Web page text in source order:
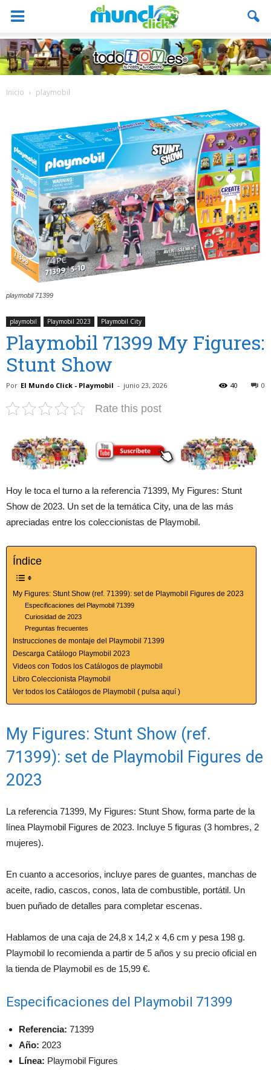
Inicio playmobil
playmobil 71399
playmobil Playmobil 2023 Playmobil City
Playmobil 71399 My Figures:
Stunt Show
Por El Mundo Click - Playmobil - junio 23, 2026 0
40
Rate this post
Hoy le toca el turno a la referencia 71399, My Figures: Stunt
Show de 2023. Un set de la temática City, una de las más
apreciadas entre los coleccionistas de Playmobil.
Índice
My Figures: Stunt Show (ref. 71399): set de Playmobil Figures de 2023
Especificaciones del Playmobil 71399
Curiosidad de 2023
Preguntas frecuentes
Instrucciones de montaje del Playmobil 71399
Descarga Catálogo Playmobil 2023
Videos con Todos los Catálogos de playmobil
Libro Coleccionista Playmobil
Ver todos los Catálogos de Playmobil ( pulsa aquí )
My Figures: Stunt Show (ref.
71399): set de Playmobil Figures de
2023
La referencia 71399, My Figures: Stunt Show, forma parte de la
línea Playmobil Figures de 2023. Incluye 5 figuras (3 hombres, 2
mujeres).
En cuanto a accesorios, incluye pares de guantes, manchas de
aceite, radio, cascos, conos, lata de combustible, portátil. Un
buen puñado de detalles para completar escenas.
Hablamos de una caja de 24,8 x 14,2 x 4,6 cm y pesa 198 g.
Playmobil lo recomienda a partir de 5 años y su precio oficial en
la tienda de Playmobil es de 15,99 €.
Especificaciones del Playmobil 71399
Referencia: 71399
Año: 2023
Línea: Playmobil Figures